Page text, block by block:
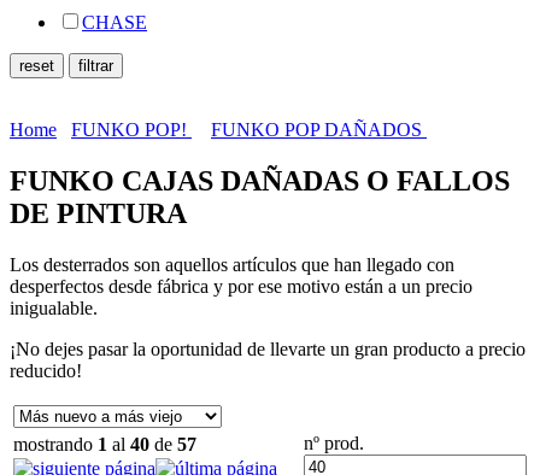
CHASE
Home FUNKO POP! FUNKO POP DAÑADOS
FUNKO CAJAS DAÑADAS O FALLOS
DE PINTURA
Los desterrados son aquellos artículos que han llegado con
desperfectos desde fábrica y por ese motivo están a un precio
inigualable.
¡No dejes pasar la oportunidad de llevarte un gran producto a precio
reducido!
mostrando 1 al 40 de 57 nº prod.